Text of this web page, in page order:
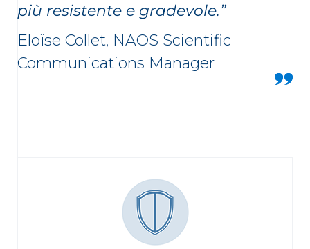
più resistente e gradevole.”
Eloïse Collet, NAOS Scientific
Communications Manager